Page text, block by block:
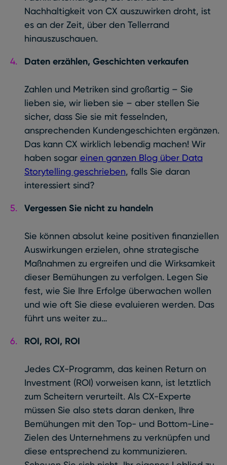
Nachhaltigkeit von CX auszuwirken droht, ist
es an der Zeit, über den Tellerrand
hinauszuschauen.
Daten erzählen, Geschichten verkaufen
Zahlen und Metriken sind großartig – Sie
lieben sie, wir lieben sie – aber stellen Sie
sicher, dass Sie sie mit fesselnden,
ansprechenden Kundengeschichten ergänzen.
Das kann CX wirklich lebendig machen! Wir
haben sogar einen ganzen Blog über Data
Storytelling geschrieben, falls Sie daran
interessiert sind?
Vergessen Sie nicht zu handeln
Sie können absolut keine positiven finanziellen
Auswirkungen erzielen, ohne strategische
Maßnahmen zu ergreifen und die Wirksamkeit
dieser Bemühungen zu verfolgen. Legen Sie
fest, wie Sie Ihre Erfolge überwachen wollen
und wie oft Sie diese evaluieren werden. Das
führt uns weiter zu…
ROI, ROI, ROI
Jedes CX-Programm, das keinen Return on
Investment (ROI) vorweisen kann, ist letztlich
zum Scheitern verurteilt. Als CX-Experte
müssen Sie also stets daran denken, Ihre
Bemühungen mit den Top- und Bottom-Line-
Zielen des Unternehmens zu verknüpfen und
diese entsprechend zu kommunizieren.